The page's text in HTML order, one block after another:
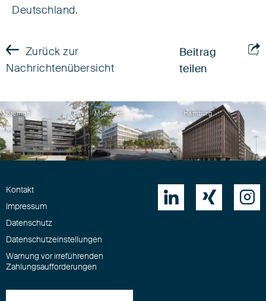
Deutschland.
Zurück zur
Nachrichtenübersicht
Beitrag
teilen
Bremen München Hamburg
Kontakt
Impressum
Datenschutz
Datenschutzeinstellungen
Warnung vor irreführenden
Zahlungsaufforderungen
  